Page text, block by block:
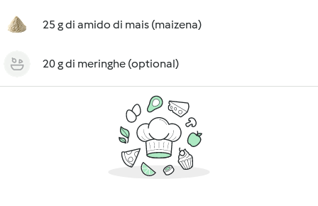
25 g di amido di mais (maizena)
20 g di meringhe (optional)